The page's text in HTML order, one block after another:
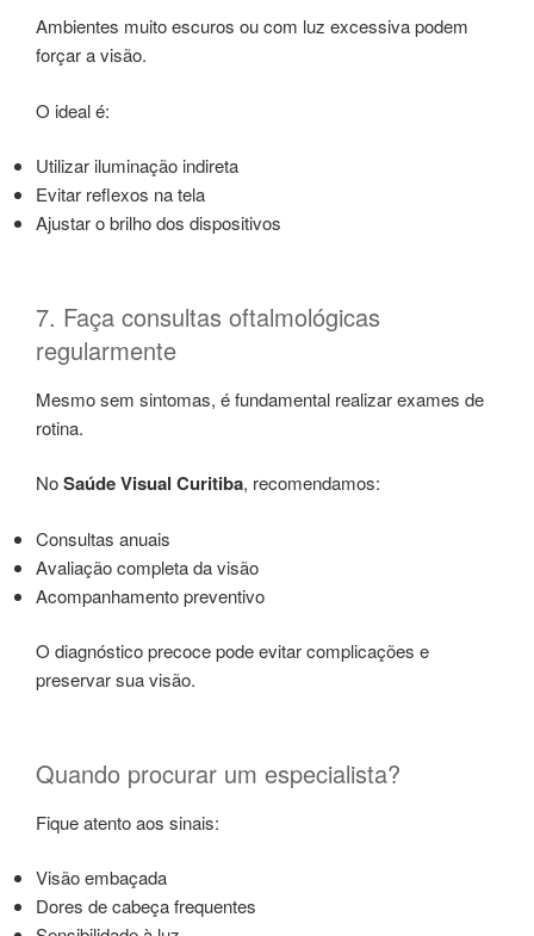
Ambientes muito escuros ou com luz excessiva podem
forçar a visão.
O ideal é:
Utilizar iluminação indireta
Evitar reflexos na tela
Ajustar o brilho dos dispositivos
7. Faça consultas oftalmológicas
regularmente
Mesmo sem sintomas, é fundamental realizar exames de
rotina.
NoSaúde Visual Curitiba, recomendamos:
Consultas anuais
Avaliação completa da visão
Acompanhamento preventivo
O diagnóstico precoce pode evitar complicações e
preservar sua visão.
Quando procurar um especialista?
Fique atento aos sinais:
Visão embaçada
Dores de cabeça frequentes